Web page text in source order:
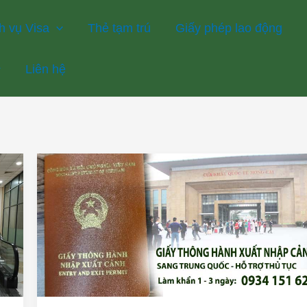
vụ Visa Thẻ tạm trú Giấy phép lao động
Liên hệ